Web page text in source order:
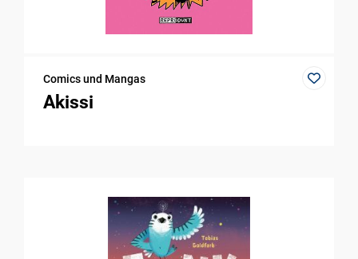
Comics und Mangas
Akissi